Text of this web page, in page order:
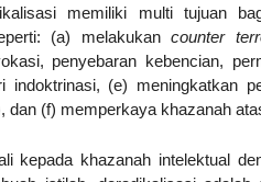
memiliki multi tujuan
(a) melakukancounter
penyebaran kebencian,
indoktrinasi, (e) meningkatkan
dan (f) memperkaya khazanah
kepada khazanah intelektual